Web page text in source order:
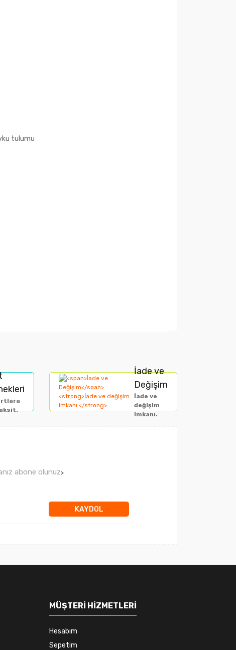
tulumu
İade ve
Değişim
İade ve
değişim
imkanı.
abone olunuz>
KAYDOL
MÜŞTERİ HİZMETLERİ
Hesabım
Sepetim